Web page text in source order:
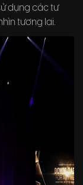
dụng các tư
tương lai.